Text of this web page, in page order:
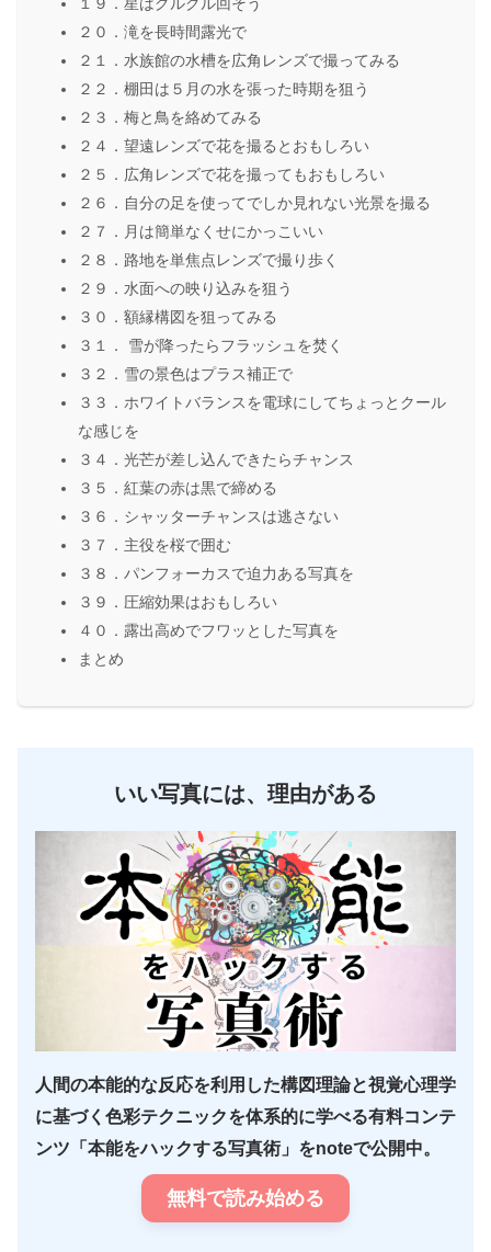
２０．滝を長時間露光で
２１．水族館の水槽を広角レンズで撮ってみる
２２．棚田は５月の水を張った時期を狙う
２３．梅と鳥を絡めてみる
２４．望遠レンズで花を撮るとおもしろい
２５．広角レンズで花を撮ってもおもしろい
２６．自分の足を使ってでしか見れない光景を撮る
２７．月は簡単なくせにかっこいい
２８．路地を単焦点レンズで撮り歩く
２９．水面への映り込みを狙う
３０．額縁構図を狙ってみる
３１． 雪が降ったらフラッシュを焚く
３２．雪の景色はプラス補正で
３３．ホワイトバランスを電球にしてちょっとクール
な感じを
３４．光芒が差し込んできたらチャンス
３５．紅葉の赤は黒で締める
３６．シャッターチャンスは逃さない
３７．主役を桜で囲む
３８．パンフォーカスで迫力ある写真を
３９．圧縮効果はおもしろい
４０．露出高めでフワッとした写真を
まとめ
いい写真には、理由がある
人間の本能的な反応を利用した構図理論と視覚心理学
に基づく色彩テクニックを体系的に学べる有料コンテ
ンツ「本能をハックする写真術」をnoteで公開中。
無料で読み始める